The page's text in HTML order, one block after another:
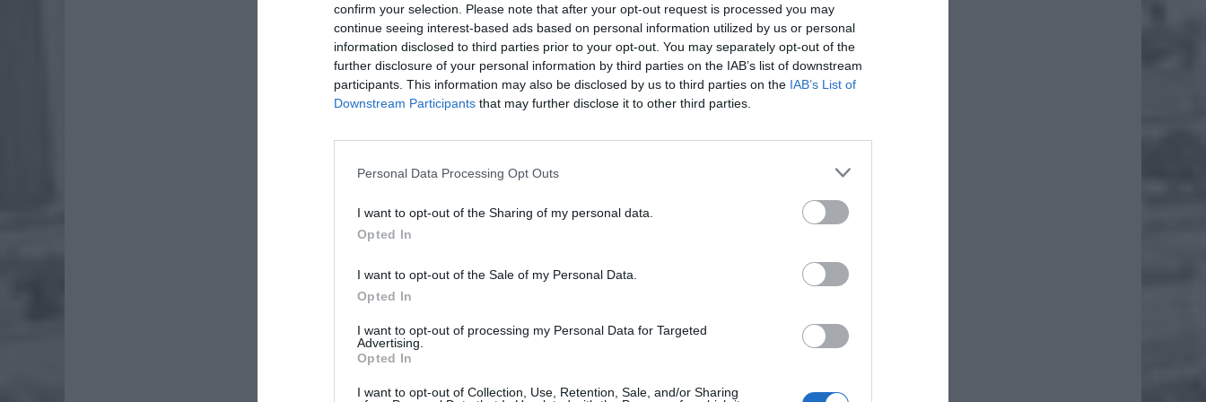
confirm your selection. Please note that after your opt-out request is processed you may
continue seeing interest-based ads based on personal information utilized by us or personal
information disclosed to third parties prior to your opt-out. You may separately opt-out of the
further disclosure of your personal information by third parties on the IAB’s list of downstream
participants. This information may also be disclosed by us to third parties on the IAB’s List of
Downstream Participants that may further disclose it to other third parties.
Personal Data Processing Opt Outs
I want to opt-out of the Sharing of my personal data.
Opted In
I want to opt-out of the Sale of my Personal Data.
Opted In
I want to opt-out of processing my Personal Data for Targeted
Advertising.
Opted In
I want to opt-out of Collection, Use, Retention, Sale, and/or Sharing